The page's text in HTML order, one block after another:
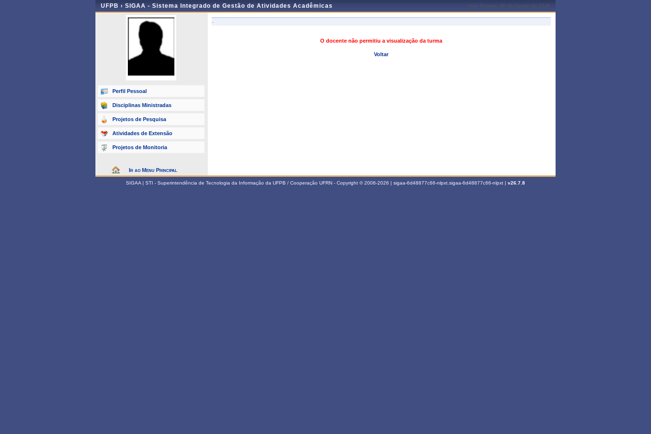
UFPB › SIGAA - Sistema Integrado de Gestão de Atividades Acadêmicas João Pessoa, 09 de Agosto de 2026
Perfil Pessoal
Disciplinas Ministradas
Projetos de Pesquisa
Atividades de Extensão
Projetos de Monitoria
Ir ao Menu Principal
-
O docente não permitiu a visualização da turma
Voltar
SIGAA | STI - Superintendência de Tecnologia da Informação da UFPB / Cooperação UFRN - Copyright © 2006-2026 | sigaa-6d48877c66-nlpxt.sigaa-6d48877c66-nlpxt | v26.7.8